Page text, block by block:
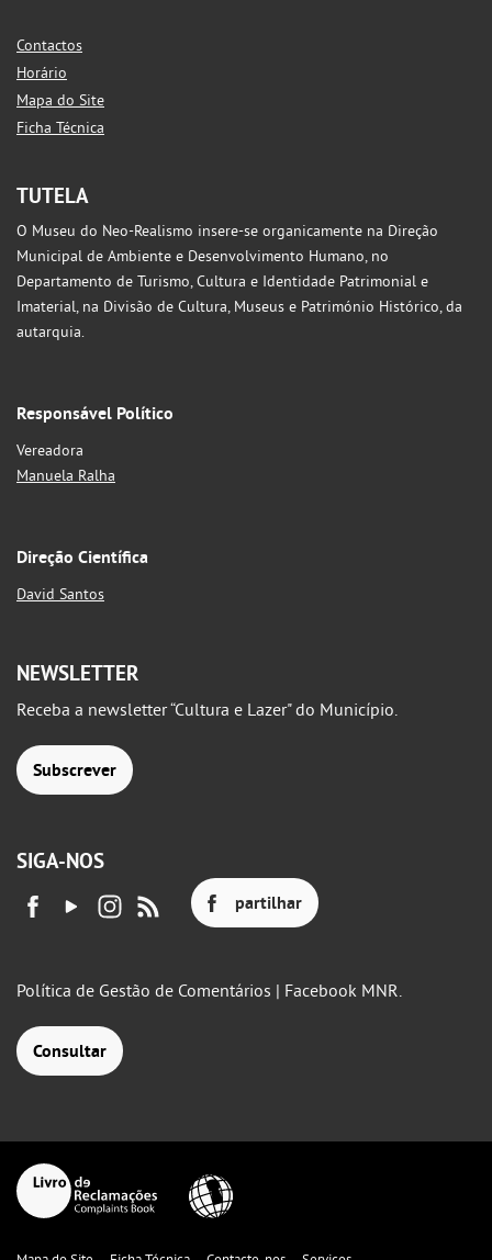
Contactos
Horário
Mapa do Site
Ficha Técnica
TUTELA
O Museu do Neo-Realismo insere-se organicamente na Direção
Municipal de Ambiente e Desenvolvimento Humano, no
Departamento de Turismo, Cultura e Identidade Patrimonial e
Imaterial, na Divisão de Cultura, Museus e Património Histórico, da
autarquia.
Responsável Político
Vereadora
Manuela Ralha
Direção Científica
David Santos
NEWSLETTER
Receba a newsletter “Cultura e Lazer" do Município.
Subscrever
SIGA-NOS
partilhar
Política de Gestão de Comentários | Facebook MNR.
Consultar